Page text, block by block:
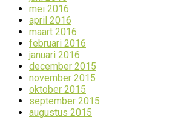
mei 2016
april 2016
maart 2016
februari 2016
januari 2016
december 2015
november 2015
oktober 2015
september 2015
augustus 2015